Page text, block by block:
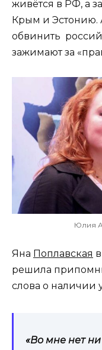
живётся в РФ, а
Крым и Эстонию.
обвинить
зажимают за
Юлия
Яна Поплавская
решила
слова о наличии
«Во мне нет